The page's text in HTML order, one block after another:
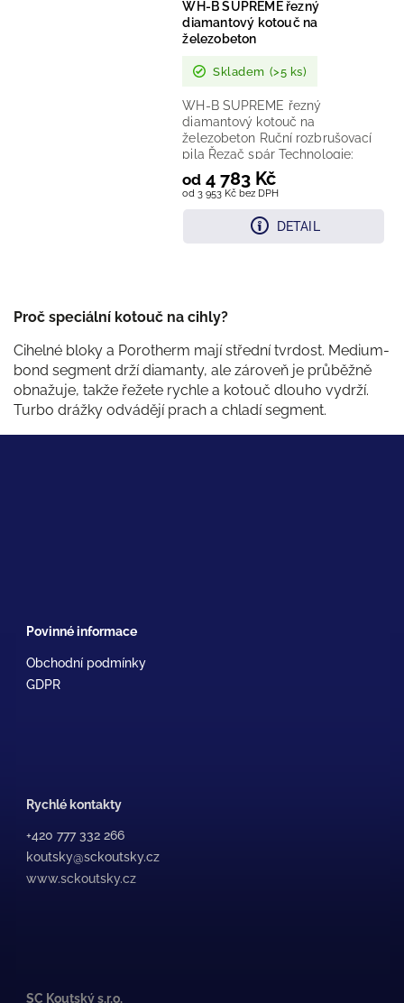
WH-B SUPREME řezný
diamantový kotouč na
železobeton
Skladem (>5 ks)
od 3 953 Kč bez DPH
od 4 783 Kč
DETAIL
WH-B SUPREME řezný
diamantový kotouč na
železobeton Ruční rozbrušovací
pila Řezač spár Technologie:
Laserem vařený diamantový
segment Provedení:...
Proč speciální kotouč na cihly?
Cihelné bloky a Porotherm mají střední tvrdost. Medium-
bond segment drží diamanty, ale zároveň je průběžně
obnažuje, takže řežete rychle a kotouč dlouho vydrží.
Turbo drážky odvádějí prach a chladí segment.
Povinné informace
Obchodní podmínky
GDPR
Rychlé kontakty
+420 777 332 266
koutsky@sckoutsky.cz
www.sckoutsky.cz
SC Koutský s.r.o.